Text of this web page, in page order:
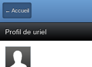
← Accueil
Profil de uriel